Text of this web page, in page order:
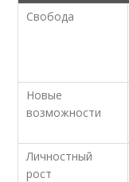
Свобода
Новые
возможности
Личностный
рост